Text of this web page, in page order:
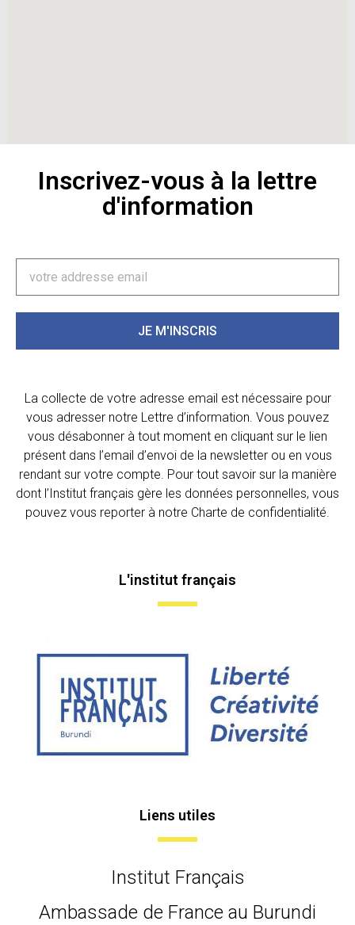
Inscrivez-vous à la lettre
d'information
JE M'INSCRIS
La collecte de votre adresse email est nécessaire pour
vous adresser notre Lettre d’information. Vous pouvez
vous désabonner à tout moment en cliquant sur le lien
présent dans l’email d’envoi de la newsletter ou en vous
rendant sur votre compte. Pour tout savoir sur la manière
dont l’Institut français gère les données personnelles, vous
pouvez vous reporter à notre Charte de confidentialité.
L'institut français
Liens utiles
Institut Français
Ambassade de France au Burundi